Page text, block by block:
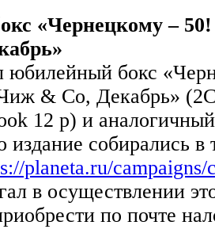
«Чернецкому –
бокс
& Co, Декабрь»
12 p) и
издание собирались в
planeta.ru/campaigns/
в осуществлении
по почте